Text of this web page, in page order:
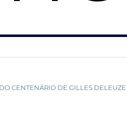
CENTENÁRIO DE GILLES DELEUZE